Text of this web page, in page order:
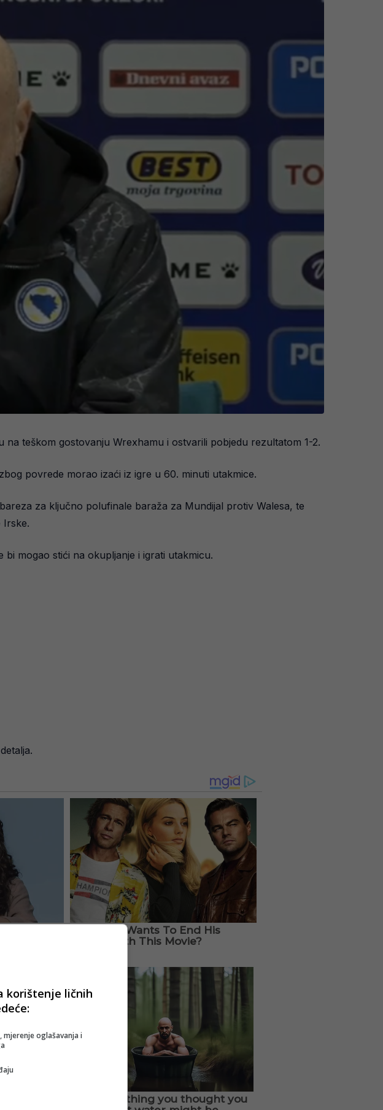
teškom gostovanju Wrexhamu i ostvarili pobjedu rezultatom 1-2.
povrede morao izaći iz igre u 60. minuti utakmice.
za ključno polufinale baraža za Mundijal protiv Walesa, te
Irske.
mogao stići na okupljanje i igrati utakmicu.
korištenje ličnih
mjerenje oglašavanja i